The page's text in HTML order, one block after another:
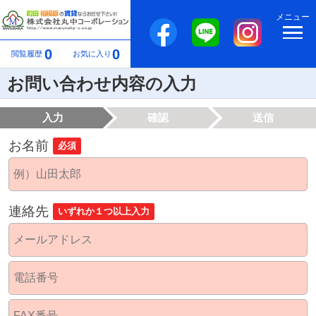
閲覧履歴 0 お気に入り 0
メニュー
お問い合わせ内容の入力
入力 確認 送信
お名前 必須
連絡先 いずれか１つ以上入力